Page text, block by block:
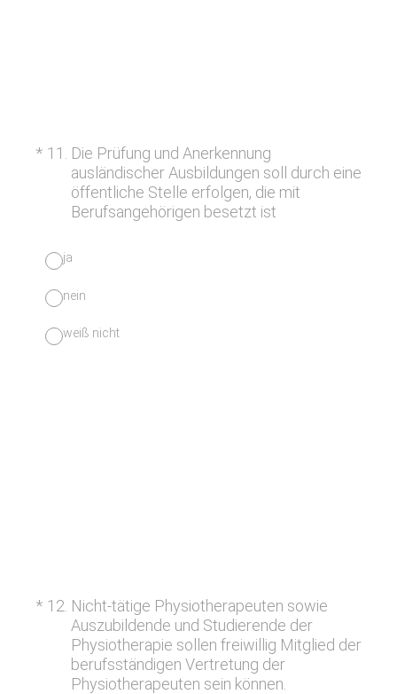
* 11
Die Prüfung und Anerkennung
ausländischer Ausbildungen soll durch eine
öffentliche Stelle erfolgen, die mit
Berufsangehörigen besetzt ist
(Erforderlich.)
ja
nein
weiß nicht
* 12 Nicht-tätige Physiotherapeuten sowie
Auszubildende und Studierende der
Physiotherapie sollen freiwillig Mitglied der
berufsständigen Vertretung der
Physiotherapeuten sein können.
(Erforderlich.)